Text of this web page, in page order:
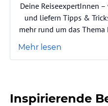
Deine ReiseexpertInnen
und liefern Tipps &
mehr rund um das Thema
Mehr lesen
Inspirierende